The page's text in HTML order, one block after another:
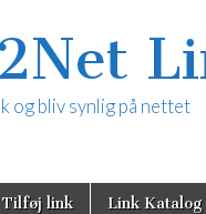
og bliv synlig på nettet
Tilføj link Link Katalog